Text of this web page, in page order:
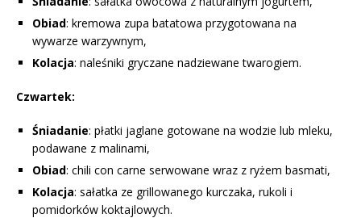
Obiad: kremowa zupa batatowa przygotowana na
wywarze warzywnym,
Kolacja: naleśniki gryczane nadziewane twarogiem.
Czwartek:
Śniadanie: płatki jaglane gotowane na wodzie lub mleku,
podawane z malinami,
Obiad: chili con carne serwowane wraz z ryżem basmati,
Kolacja: sałatka ze grillowanego kurczaka, rukoli i
pomidorków koktajlowych.